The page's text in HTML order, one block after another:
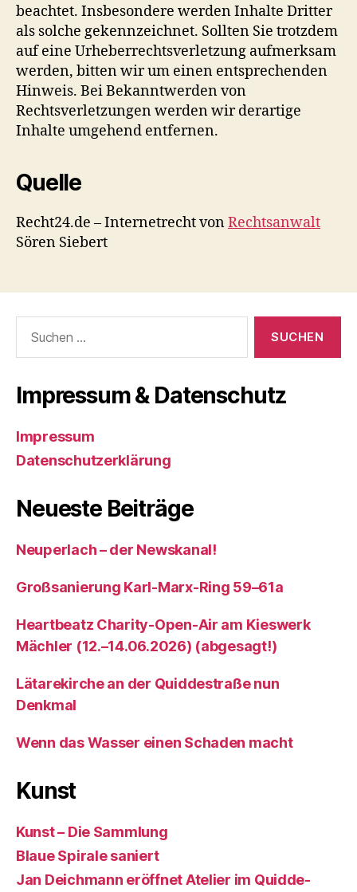
beachtet. Insbesondere werden Inhalte Dritter
als solche gekennzeichnet. Sollten Sie trotzdem
auf eine Urheberrechtsverletzung aufmerksam
werden, bitten wir um einen entsprechenden
Hinweis. Bei Bekanntwerden von
Rechtsverletzungen werden wir derartige
Inhalte umgehend entfernen.
Quelle
Recht24.de – Internetrecht vonRechtsanwalt
Sören Siebert
nach:
Impressum & Datenschutz
Impressum
Datenschutzerklärung
Neueste Beiträge
Neuperlach – der Newskanal!
Großsanierung Karl-Marx-Ring 59–61a
Heartbeatz Charity-Open-Air am Kieswerk
Mächler (12.–14.06.2026) (abgesagt!)
Lätarekirche an der Quiddestraße nun
Denkmal
Wenn das Wasser einen Schaden macht
Kunst
Kunst – Die Sammlung
Blaue Spirale saniert
Jan Deichmann eröffnet Atelier im Quidde-